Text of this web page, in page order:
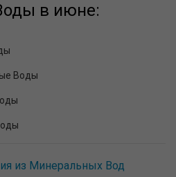
в июне:
Воды
из Минеральных Вод